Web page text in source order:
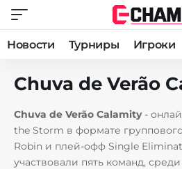
Новости Турниры Игроки
Chuva de Verão
Chuva de Verão Calamity-
the Storm в формате
Robin и плей‑офф Single
участвовали пять команд,